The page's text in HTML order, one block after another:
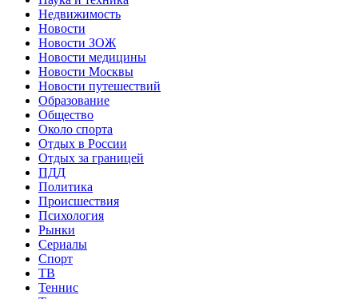
Недвижимость
Новости
Новости ЗОЖ
Новости медицины
Новости Москвы
Новости путешествий
Образование
Общество
Около спорта
Отдых в России
Отдых за границей
ПДД
Политика
Происшествия
Психология
Рынки
Сериалы
Спорт
ТВ
Теннис